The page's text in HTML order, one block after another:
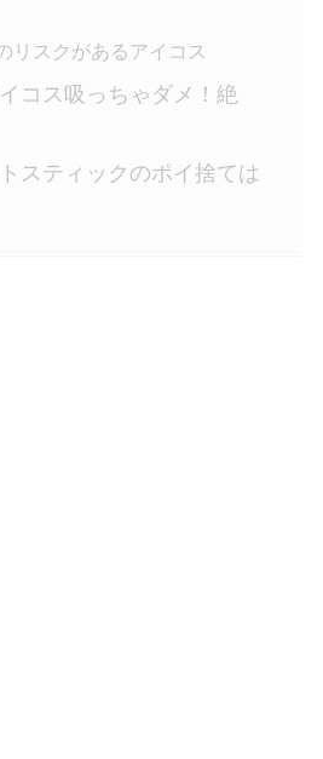
リスクがあるアイコス
コス吸っちゃダメ！絶
スティックのポイ捨ては